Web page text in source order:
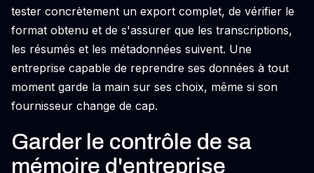
tester concrètement un export complet, de vérifier le
format obtenu et de s'assurer que les transcriptions,
les résumés et les métadonnées suivent. Une
entreprise capable de reprendre ses données à tout
moment garde la main sur ses choix, même si son
fournisseur change de cap.
Garder le contrôle de sa
mémoire d'entreprise